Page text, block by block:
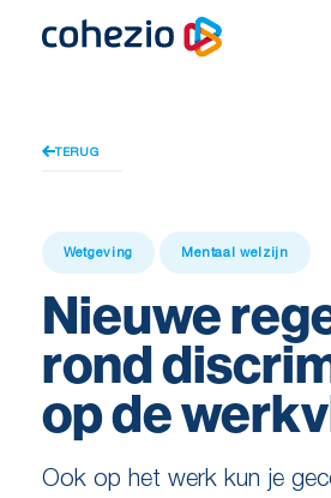
content
TERUG
Wetgeving Mentaal welzijn
Nieuwe
rond
op de
Ook op het werk kun je